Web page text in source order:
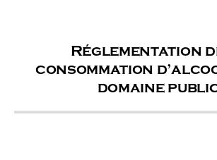
Réglementation
consommation
domaine